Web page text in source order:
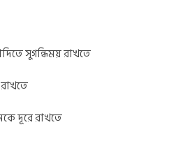
সুগন্ধিময় রাখতে
দূরে রাখতে